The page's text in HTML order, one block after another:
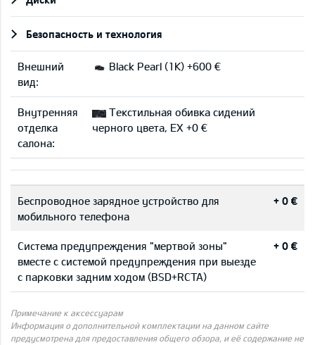
Безопасность и технология
Внешний
вид:
Black Pearl (1K) +600 €
Внутренняя
отделка
салона:
Текстильная обивка сидений
черного цвета, EX +0 €
Беспроводное зарядное устройство для
мобильного телефона
+ 0 €
Система предупреждения "мертвой зоны"
вместе с системой предупреждения при выезде
с парковки задним ходом (BSD+RCTA)
+ 0 €
Примечание к аксессуарам
Информация о дополнительной комплектации на данном сайте
предусмотрена для предоставления общего обзора, и её содержание не